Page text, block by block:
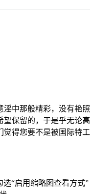
淫中那般精彩，没有艳照
望保留的，于是乎无论高
觉得您要不是被国际特工
选“启用缩略图查看方式”